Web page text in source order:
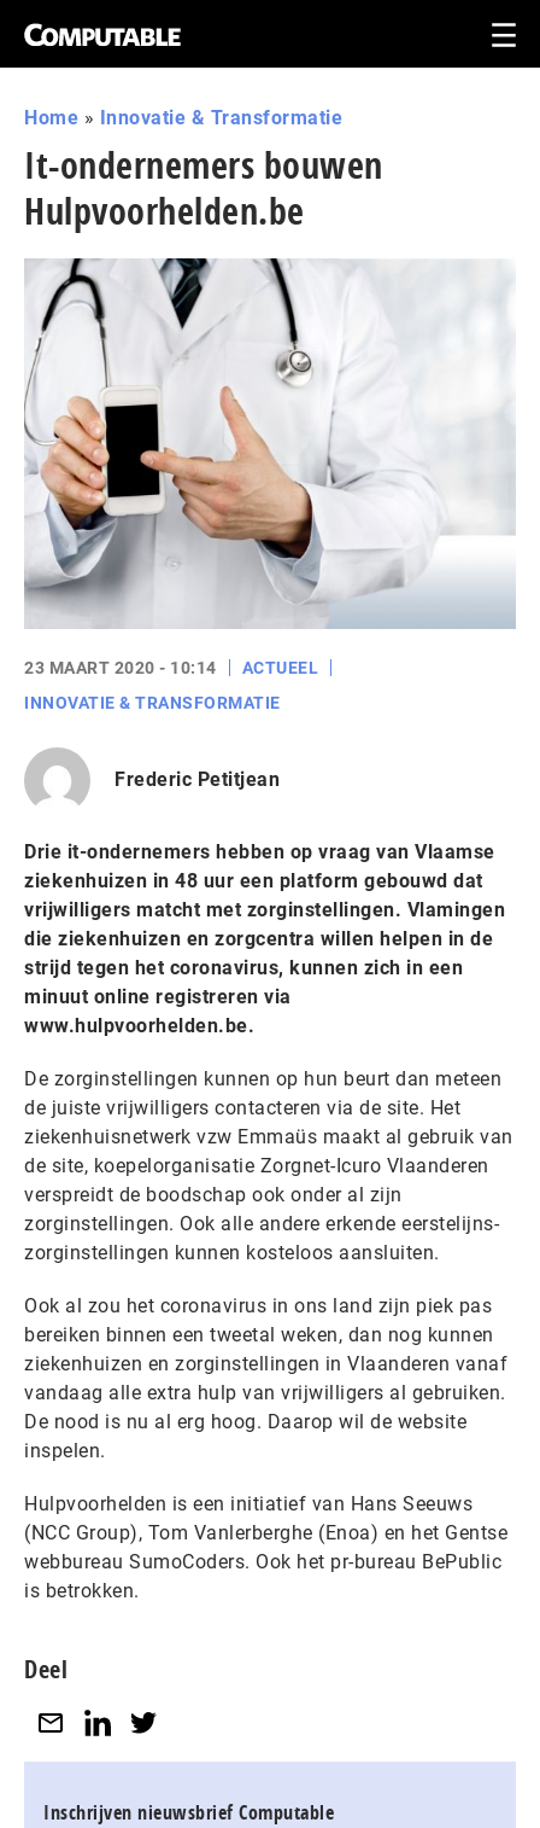
Home » Innovatie & Transformatie
It-ondernemers bouwen
Hulpvoorhelden.be
23 MAART 2020 - 10:14
ACTUEEL
INNOVATIE & TRANSFORMATIE
Frederic Petitjean
Drie it-ondernemers hebben op vraag van Vlaamse
ziekenhuizen in 48 uur een platform gebouwd dat
vrijwilligers matcht met zorginstellingen. Vlamingen
die ziekenhuizen en zorgcentra willen helpen in de
strijd tegen het coronavirus, kunnen zich in een
minuut online registreren via
www.hulpvoorhelden.be.
De zorginstellingen kunnen op hun beurt dan meteen
de juiste vrijwilligers contacteren via de site. Het
ziekenhuisnetwerk vzw Emmaüs maakt al gebruik van
de site, koepelorganisatie Zorgnet-Icuro Vlaanderen
verspreidt de boodschap ook onder al zijn
zorginstellingen. Ook alle andere erkende eerstelijns-
zorginstellingen kunnen kosteloos aansluiten.
Ook al zou het coronavirus in ons land zijn piek pas
bereiken binnen een tweetal weken, dan nog kunnen
ziekenhuizen en zorginstellingen in Vlaanderen vanaf
vandaag alle extra hulp van vrijwilligers al gebruiken.
De nood is nu al erg hoog. Daarop wil de website
inspelen.
Hulpvoorhelden is een initiatief van Hans Seeuws
(NCC Group), Tom Vanlerberghe (Enoa) en het Gentse
webbureau SumoCoders. Ook het pr-bureau BePublic
is betrokken.
Deel
Inschrijven nieuwsbrief Computable